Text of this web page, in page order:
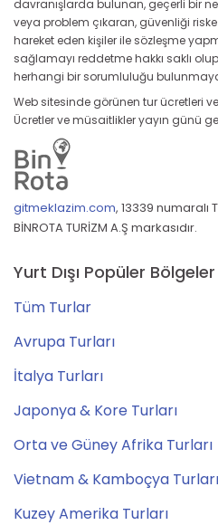
davranışlarda bulunan, geçerli bir
veya problem çıkaran, güvenliği
hareket eden kişiler ile sözleşme
sağlamayı reddetme hakkı saklı
herhangi bir sorumluluğu
Web sitesinde görünen tur ücretleri
Ücretler ve müsaitlikler yayın günü
gitmeklazim.com, 13339 numaralı
BİNROTA TURİZM A.Ş markasıdır.
Yurt Dışı Popüler Bölgeler
Tüm Turlar
Avrupa Turları
İtalya Turları
Japonya & Kore Turları
Orta ve Güney Afrika Turları
Vietnam & Kamboçya Turları
Kuzey Amerika Turları